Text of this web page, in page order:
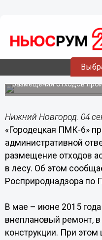
«Городецкая
размещение
производства в
У асфальтового завода
размещения отходов
Нижний Новгород. 04
«Городецкая ПМК-6»
административной
размещение отходов
в лесу. Об этом
Росприроднадзора по
В мае – июне 2015
внеплановый ремонт, в
конструкции. При